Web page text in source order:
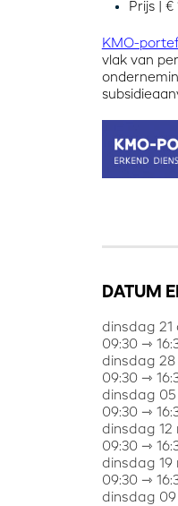
Prijs |
KMO-
vlak van
DATUM
dinsdag 21
09:30 ⇾
dinsdag
09:30 ⇾
dinsdag 05
09:30 ⇾
dinsdag 12
09:30 ⇾
dinsdag 19
09:30 ⇾
dinsdag 09